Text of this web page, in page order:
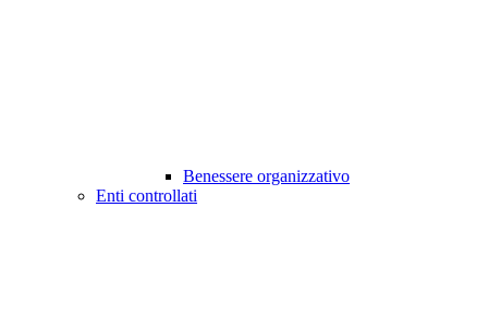
Benessere organizzativo
Enti controllati